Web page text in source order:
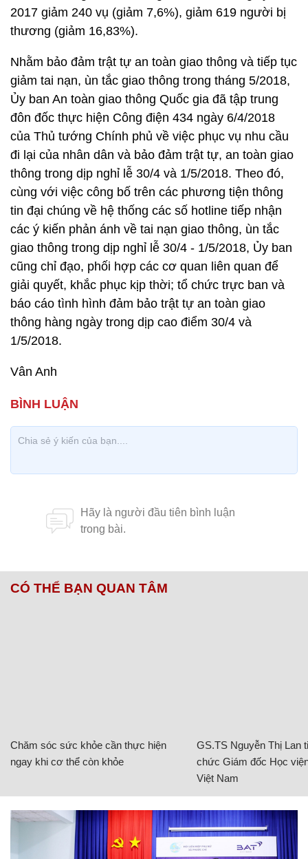
2017 giảm 240 vụ (giảm 7,6%), giảm 619 người bị
thương (giảm 16,83%).
Nhằm bảo đảm trật tự an toàn giao thông và tiếp tục
giảm tai nạn, ùn tắc giao thông trong tháng 5/2018,
Ủy ban An toàn giao thông Quốc gia đã tập trung
đôn đốc thực hiện Công điện 434 ngày 6/4/2018
của Thủ tướng Chính phủ về việc phục vụ nhu cầu
đi lại của nhân dân và bảo đảm trật tự, an toàn giao
thông trong dịp nghỉ lễ 30/4 và 1/5/2018. Theo đó,
cùng với việc công bố trên các phương tiện thông
tin đại chúng về hệ thống các số hotline tiếp nhận
các ý kiến phản ánh về tai nạn giao thông, ùn tắc
giao thông trong dịp nghỉ lễ 30/4 - 1/5/2018, Ủy ban
cũng chỉ đạo, phối hợp các cơ quan liên quan để
giải quyết, khắc phục kịp thời; tổ chức trực ban và
báo cáo tình hình đảm bảo trật tự an toàn giao
thông hàng ngày trong dịp cao điểm 30/4 và
1/5/2018.
Vân Anh
CÓ THỂ BẠN QUAN TÂM
Chăm sóc sức khỏe cần thực hiện
ngay khi cơ thể còn khỏe
GS.TS Nguyễn Thị Lan
chức Giám đốc Học
Việt Nam